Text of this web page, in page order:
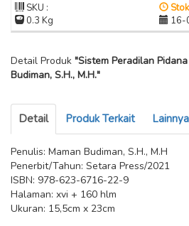
SKU :
0.3 Kg
16-
Detail Produk "Sistem Peradilan
Budiman, S.H., M.H."
Detail Produk Terkait Lainnya
Penulis: Maman Budiman, S.H., M.H
Penerbit/Tahun: Setara Press/2021
ISBN: 978-623-6716-22-9
Halaman: xvi + 160 hlm
Ukuran: 15,5cm x 23cm